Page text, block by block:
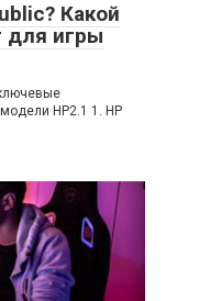
Какой
для игры
HP2.1 1. HP